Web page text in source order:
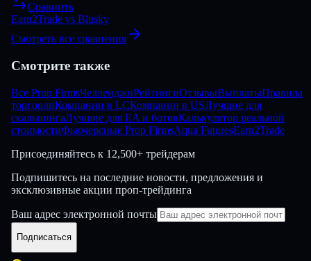
Сравнить
Earn2Trade vs Blusky
Смотреть все сравнения
Смотрите также
Все Prop FirmsЧелленджиРейтингиОтзывыВыплатыПравила
торговлиКомпании в LCКомпании в USЛучшие для
скальпингаЛучшие для EA и ботовКалькулятор реальной
стоимостиФьючерсные Prop FirmsAqua FuturesEarn2Trade
Присоединяйтесь к 12,500+ трейдерам
Подпишитесь на последние новости, предложения и
эксклюзивные акции проп-трейдинга
Ваш адрес электронной почты
Подписаться